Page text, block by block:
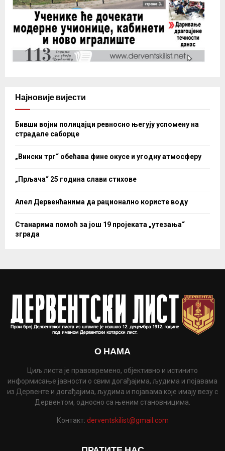
Најновије вијести
Бивши војни полицајци ревносно његују успомену на
страдале саборце
„Вински трг“ обећава фине окусе и угодну атмосферу
„Прљача“ 25 година слави стихове
Апел Дервенћанима да рационално користе воду
Станарима помоћ за још 19 пројеката „утезања“
зграда
О НАМА
Циљ листа је правовремено, објективно и истинито
информисање јавности о свим догађајима, људима и појавама
из Дервенте и догађајима, људима и појавама које имају везу с
Дервентом, односно са њеним становницима.
Контакт: derventskilist@gmail.com